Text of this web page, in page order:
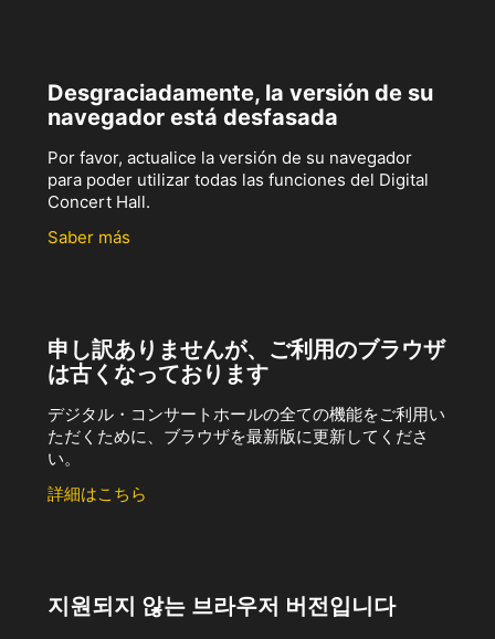
Desgraciadamente, la versión de su
navegador está desfasada
Por favor, actualice la versión de su navegador
para poder utilizar todas las funciones del Digital
Concert Hall.
Saber más
申し訳ありませんが、ご利用のブラウザ
は古くなっております
デジタル・コンサートホールの全ての機能をご利用い
ただくために、ブラウザを最新版に更新してくださ
い。
詳細はこちら
지원되지 않는 브라우저 버전입니다